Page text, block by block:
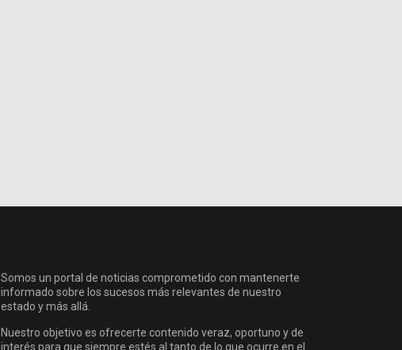
Somos un portal de noticias comprometido con mantenerte
informado sobre los sucesos más relevantes de nuestro
estado y más allá.
Nuestro objetivo es ofrecerte contenido veraz, oportuno y de
interés para que siempre estés al tanto de lo que ocurre en el